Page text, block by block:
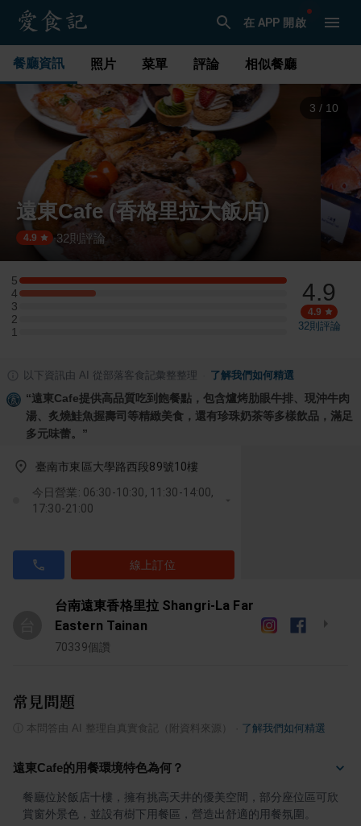
在 APP 開啟
餐廳資訊 照片 菜單 評論 相似餐廳
3 / 10
遠東Cafe (香格里拉大飯店)
4.9 ·32 則評論
5
5 星：7 則評論
4
4 星：2 則評論
3
3 星：0 則評論
2
2 星：0 則評論
1
1 星：0 則評論
4.9
4.9
32則評論
以下資訊由 AI 從部落客食記彙整整理 了解我們如何精選
“遠東Cafe提供高品質吃到飽餐點，包含爐烤肋眼牛排、現沖牛肉
湯、炙燒鮭魚握壽司等精緻美食，還有珍珠奶茶等多樣飲品，滿足
多元味蕾。 ”
臺南市東區大學路西段89號10樓
今日營業: 06:30-10:30, 11:30-14:00,
17:30-21:00
線上訂位
台南遠東香格里拉 Shangri-La Far
Eastern Tainan
70339個讚
常見問題
本問答由 AI 整理自真實食記（附資料來源） 了解我們如何精選
遠東Cafe的用餐環境特色為何？
餐廳位於飯店十樓，擁有挑高天井的優美空間，部分座位區可欣
賞窗外景色，並設有樹下用餐區，營造出舒適的用餐氛圍。